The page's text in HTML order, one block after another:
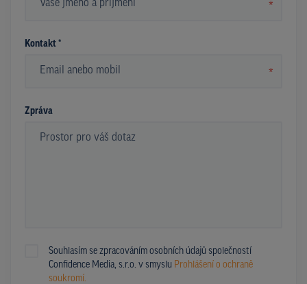
*
Kontakt *
*
Zpráva
Souhlasím se zpracováním osobních údajů společností
Confidence Media, s.r.o. v smyslu Prohlášení o ochraně
soukromí.